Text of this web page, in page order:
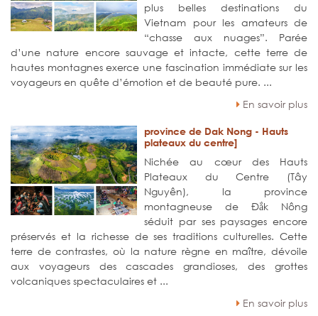
plus belles destinations du
Vietnam pour les amateurs de
“chasse aux nuages”. Parée
d’une nature encore sauvage et intacte, cette terre de
hautes montagnes exerce une fascination immédiate sur les
voyageurs en quête d’émotion et de beauté pure. ...
En savoir plus
province de Dak Nong - Hauts
plateaux du centre]
Nichée au cœur des Hauts
Plateaux du Centre (Tây
Nguyên), la province
montagneuse de Đắk Nông
séduit par ses paysages encore
préservés et la richesse de ses traditions culturelles. Cette
terre de contrastes, où la nature règne en maître, dévoile
aux voyageurs des cascades grandioses, des grottes
volcaniques spectaculaires et ...
En savoir plus